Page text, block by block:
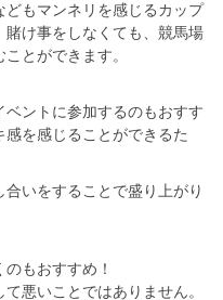
もマンネリを感じるカップ
賭け事をしなくても、競馬場
とができます。
ントに参加するのもおすす
を感じることができるた
いをすることで盛り上がり
もおすすめ！
悪いことではありません。